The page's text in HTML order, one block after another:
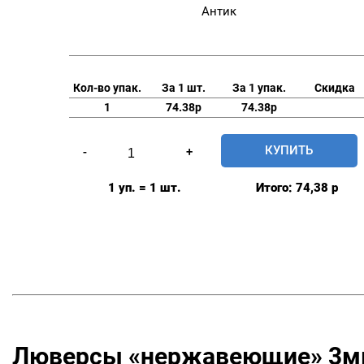
Антик
Кол-во упак. За 1 шт. За 1 упак.
Скидка
1
74.38р 74.38р
-
товара
Люверсы
цвет:
+ КУПИТЬ
1 уп. = 1 шт. Итого: 74,38 р
Люверсы «нержавеющие»